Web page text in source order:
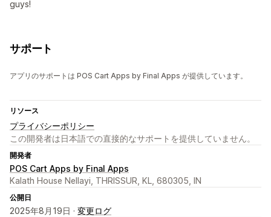
guys!
サポート
アプリのサポートは POS Cart Apps by Final Apps が提供しています。
リソース
プライバシーポリシー
この開発者は日本語での直接的なサポートを提供していません。
開発者
POS Cart Apps by Final Apps
Kalath House Nellayi, THRISSUR, KL, 680305, IN
公開日
2025年8月19日 · 変更ログ